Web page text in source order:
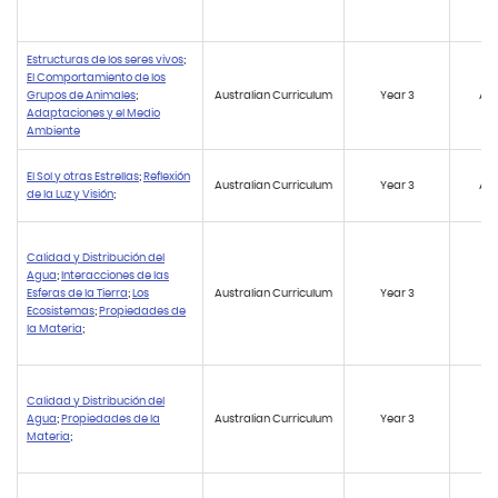
Estructuras de los seres vivos;
El Comportamiento de los
Grupos de Animales;
Adaptaciones y el Medio
Ambiente
Australian Curriculum Year 3
El Sol y otras Estrellas; Reflexión
de la Luz y Visión;
Australian Curriculum Year 3
Calidad y Distribución del
Agua; Interacciones de las
Esferas de la Tierra; Los
Ecosistemas; Propiedades de
la Materia;
Australian Curriculum Year 3
Calidad y Distribución del
Agua; Propiedades de la
Materia;
Australian Curriculum Year 3